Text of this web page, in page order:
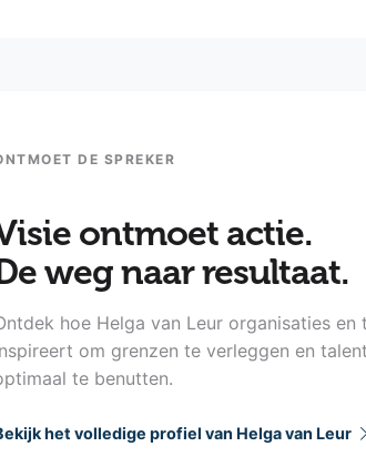
DE SPREKER
ontmoet actie.
weg naar resultaat.
hoe Helga van Leur organisaties en
om grenzen te verleggen en talent
te benutten.
het volledige profiel van Helga van Leur